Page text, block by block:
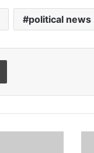
political news
Print